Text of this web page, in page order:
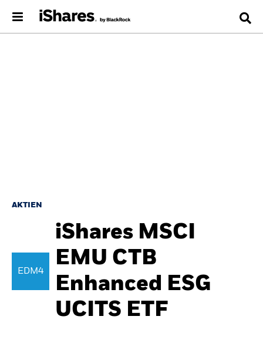
AKTIEN
EDM4
iShares MSCI
EMU CTB
Enhanced ESG
UCITS ETF